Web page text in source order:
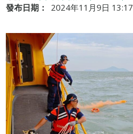
發布日期：
2024年11月9日 13:17